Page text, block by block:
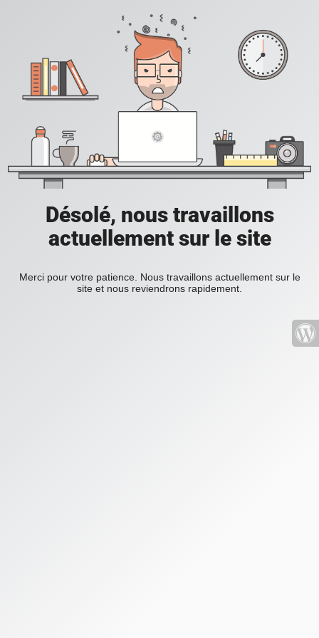
Désolé, nous travaillons
actuellement sur le site
Merci pour votre patience. Nous travaillons actuellement sur le
site et nous reviendrons rapidement.